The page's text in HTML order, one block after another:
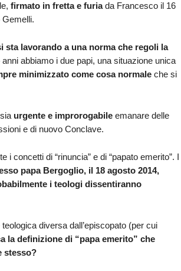
firmato in fretta e furiada Francesco il 16
Gemelli.
sta lavorando a una norma che regoli la
abbiamo i due papi, una situazione unica
minimizzato come cosa normaleche si
urgente e improrogabileemanare delle
e di nuovo Conclave.
concetti di “rinuncia” e di “papato emerito”. I
papa Bergoglio, il 18 agosto 2014,
i teologi dissentiranno
diversa dall’episcopato (per cui
la definizione di “papa emerito” che
stesso?